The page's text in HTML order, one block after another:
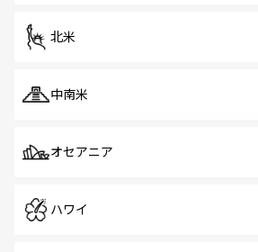
北米
中南米
オセアニア
ハワイ